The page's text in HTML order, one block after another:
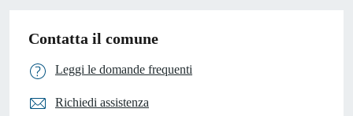
Contatta il comune
Leggi le domande frequenti
Richiedi assistenza